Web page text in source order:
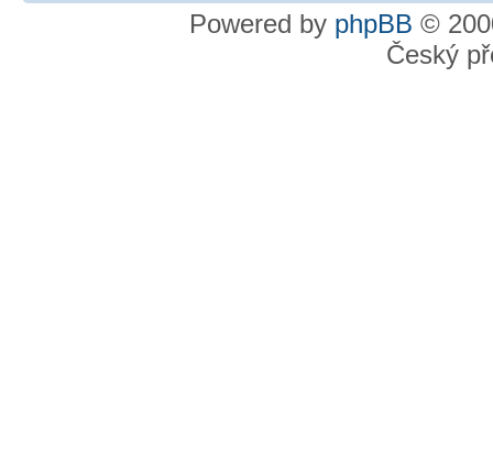
Powered by phpBB ©
Český